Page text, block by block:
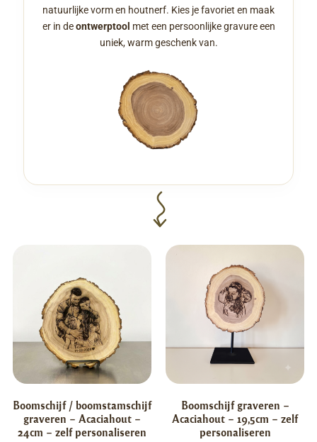
natuurlijke vorm en houtnerf. Kies je favoriet en maak
er in deontwerptool met een persoonlijke gravure een
uniek, warm geschenk van.
Boomschijf / boomstamschijf
graveren – Acaciahout –
24cm – zelf personaliseren
Boomschijf graveren –
Acaciahout – 19,5cm – zelf
personaliseren